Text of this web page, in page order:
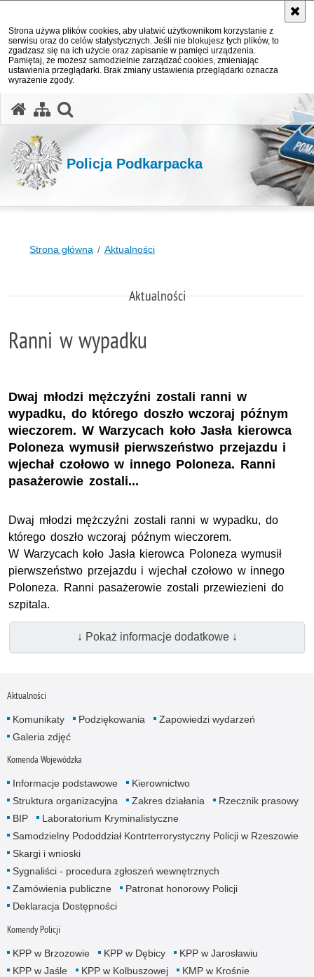
Strona używa plików cookies, aby ułatwić użytkownikom korzystanie z
serwisu oraz do celów statystycznych. Jeśli nie blokujesz tych plików, to
zgadzasz się na ich użycie oraz zapisanie w pamięci urządzenia.
Pamiętaj, że możesz samodzielnie zarządzać cookies, zmieniając
ustawienia przeglądarki. Brak zmiany ustawienia przeglądarki oznacza
wyrażenie zgody.
Policja Podkarpacka
Strona główna Aktualności
Aktualności
Ranni w wypadku
Dwaj młodzi mężczyźni zostali ranni w
wypadku, do którego doszło wczoraj późnym
wieczorem. W Warzycach koło Jasła kierowca
Poloneza wymusił pierwszeństwo przejazdu i
wjechał czołowo w innego Poloneza. Ranni
pasażerowie zostali...
Dwaj młodzi mężczyźni zostali ranni w wypadku, do
którego doszło wczoraj późnym wieczorem.
W Warzycach koło Jasła kierowca Poloneza wymusił
pierwszeństwo przejazdu i wjechał czołowo w innego
Poloneza. Ranni pasażerowie zostali przewiezieni do
szpitala.
↓ Pokaż informacje dodatkowe ↓
Aktualności
Komunikaty Podziękowania
Zapowiedzi wydarzeń
Galeria zdjęć
Komenda Wojewódzka
Informacje podstawowe
Kierownictwo
Struktura organizacyjna
Zakres działania
Rzecznik prasowy
BIP
Laboratorium Kryminalistyczne
Samodzielny Pododdział Kontrterrorystyczny Policji w Rzeszowie
Skargi i wnioski
Sygnaliści - procedura zgłoszeń wewnętrznych
Zamówienia publiczne
Patronat honorowy Policji
Deklaracja Dostępności
Komendy Policji
KPP w Brzozowie KPP w Dębicy
KPP w Jarosławiu
KPP w Jaśle
KPP w Kolbuszowej
KMP w Krośnie